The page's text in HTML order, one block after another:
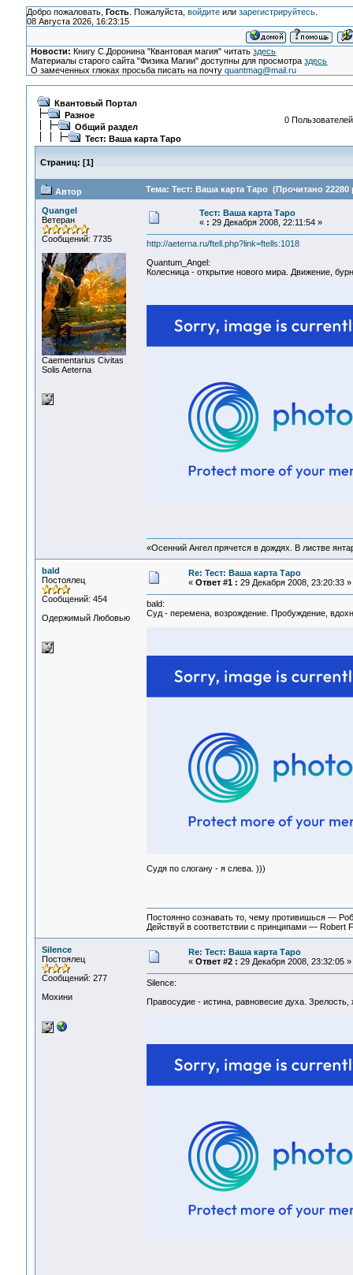
Добро пожаловать, Гость. Пожалуйста, войдитеили зарегистрируйтесь.
08 Августа 2026, 16:23:15
Новости: Книгу С.Доронина "Квантовая магия" читатьздесь
Материалы старого сайта "Физика Магии" доступны для просмотраздесь
О замеченных глюках просьба писать на почтуquantmag@mail.ru
Квантовый Портал
Разное
Общий раздел
Тест: Ваша карта Таро
0
Страниц: [1]
Автор Тема: Тест: Ваша карта Таро (Прочитано 22280
Quangel
Ветеран
Сообщений: 7735
Сaementarius Civitas
Solis Aeterna
Тест: Ваша карта Таро
« : 29 Декабря 2008, 22:11:54 »
http://aeterna.ru/ftell.php?link=ftells:1018
Quantum_Angel:
Колесница - открытие нового мира. Движение,
«Осенний Ангел прячется в дождях. В листве
bald
Постоялец
Сообщений: 454
Одержимый Любовью
Re: Тест: Ваша карта Таро
« Ответ #1 : 29 Декабря 2008, 23:20:33 »
bald:
Суд - перемена, возрождение. Пробуждение,
Судя по слогану - я слева. )))
Постоянно сознавать то, чему противишься —
Действуй в соответствии с принципами — Robert
Silence
Постоялец
Сообщений: 277
Мохини
Re: Тест: Ваша карта Таро
« Ответ #2 : 29 Декабря 2008, 23:32:05 »
Silence:
Правосудие - истина, равновесие духа. Зрелость,